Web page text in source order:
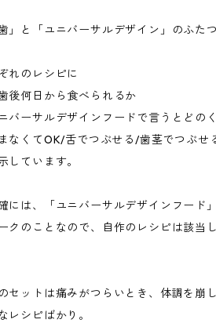
歯」と「ユニバーサルデザイン」のふた
れのレシピに
後何日から食べられるか
バーサルデザインフードで言うとどの
まなくてOK/舌でつぶせる/歯茎でつぶ
しています。
には、「ユニバーサルデザインフード
クのことなので、自作のレシピは該当
セットは痛みがつらいとき、体調を崩
レシピばかり。